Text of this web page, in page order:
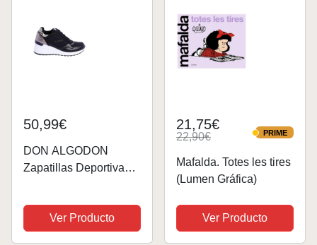
50,99€
DON ALGODON
Zapatillas Deportivas
Ver Producto
21,75€
22,90€ PRIME
PRIME
Mafalda. Totes les tires
(Lumen Gráfica)
Ver Producto